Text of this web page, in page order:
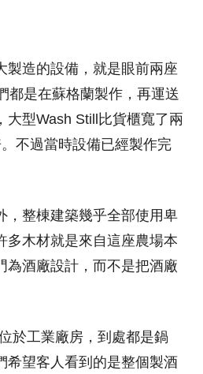
製造的設備，就是眼前兩座
都是在蘇格蘭製作，再運送
大型Wash Still比貨櫃寬了兩
不過當時設備已經製作完
，整棟建築幾乎全部使用卑
多木材就是來自這座農場本
為酒廠設計，而不是把酒廠
於工業廠房，到處都是鍋
希望客人看到的是整個製酒